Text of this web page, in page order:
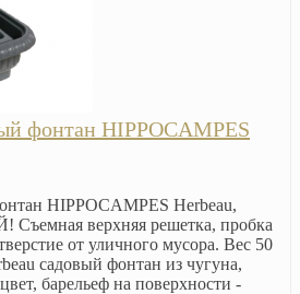
фонтан HIPPOCAMPES
HIPPOCAMPES Herbeau,
верхняя решетка, пробка
от уличного мусора. Вес 50
садовый фонтан из чугуна,
барельеф на поверхности -